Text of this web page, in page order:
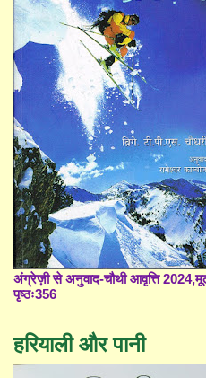
अंग्रेज़ी से अनुवाद-चौथी आवृत्ति
पृष्ठः356
हरियाली और पानी